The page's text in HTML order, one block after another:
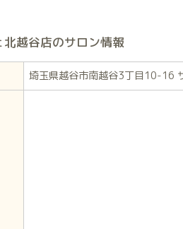
越谷店のサロン情報
埼玉県越谷市南越谷3丁目10-16